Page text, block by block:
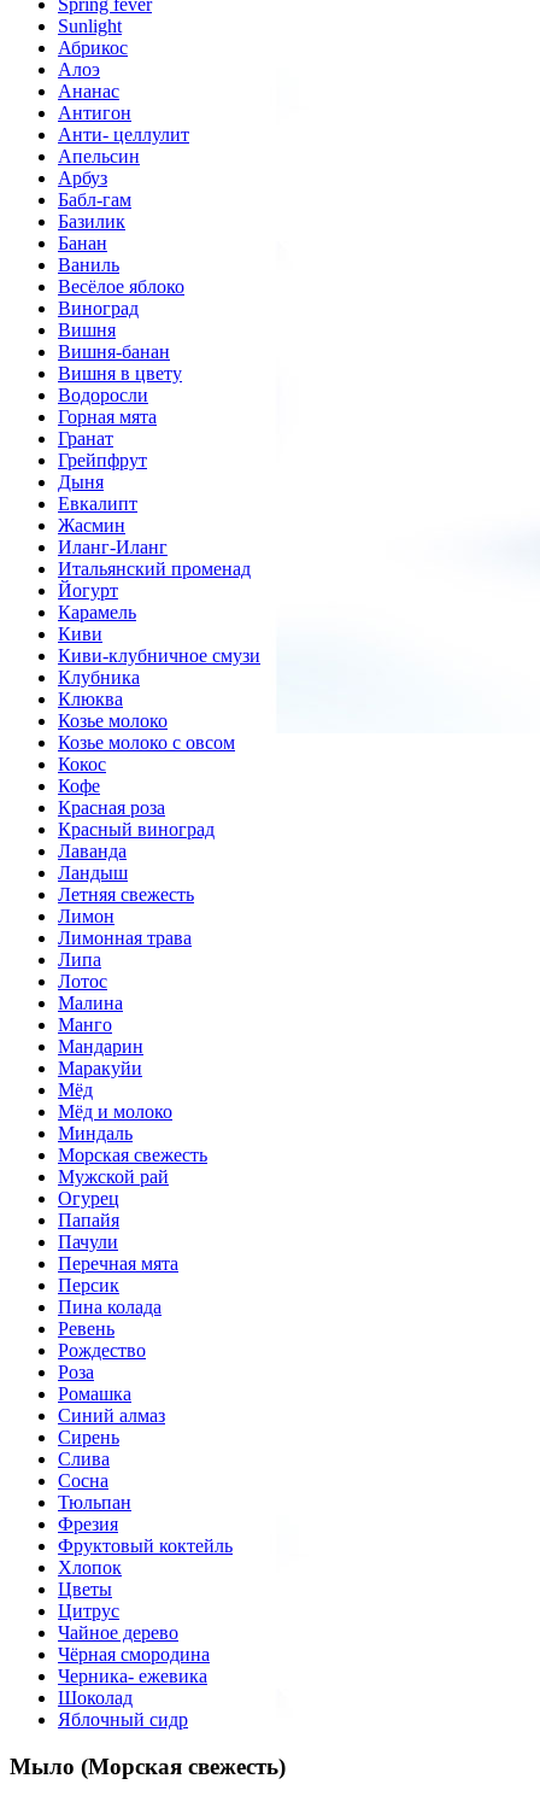
Spring fever
Sunlight
Абрикос
Алоэ
Ананас
Антигон
Анти- целлулит
Апельсин
Арбуз
Бабл-гам
Базилик
Банан
Ваниль
Весёлое яблоко
Виноград
Вишня
Вишня-банан
Вишня в цвету
Водоросли
Горная мята
Гранат
Грейпфрут
Дыня
Евкалипт
Жасмин
Иланг-Иланг
Итальянский променад
Йогурт
Карамель
Киви
Киви-клубничное смузи
Клубника
Клюква
Козье молоко
Козье молоко с овсом
Кокос
Кофе
Красная роза
Красный виноград
Лаванда
Ландыш
Летняя свежесть
Лимон
Лимонная трава
Липа
Лотос
Малина
Манго
Мандарин
Маракуйи
Мёд
Мёд и молоко
Миндаль
Морская свежесть
Мужской рай
Огурец
Папайя
Пачули
Перечная мята
Персик
Пина колада
Ревень
Рождество
Роза
Ромашка
Синий алмаз
Сирень
Слива
Сосна
Тюльпан
Фрезия
Фруктовый коктейль
Хлопок
Цветы
Цитрус
Чайное дерево
Чёрная смородина
Черника- ежевика
Шоколад
Яблочный сидр
Мыло (Морская свежесть)